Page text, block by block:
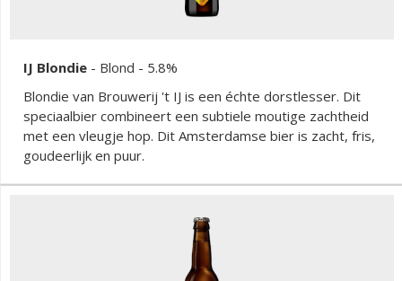
IJ Blondie - Blond - 5.8%
Blondie van Brouwerij 't IJ is een échte dorstlesser. Dit
speciaalbier combineert een subtiele moutige zachtheid
met een vleugje hop. Dit Amsterdamse bier is zacht, fris,
goudeerlijk en puur.